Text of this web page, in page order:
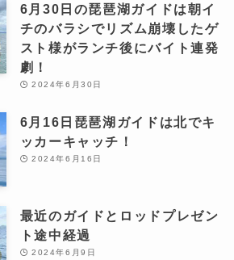
6月30日の琵琶湖ガイドは朝イ
チのバラシでリズム崩壊したゲ
スト様がランチ後にバイト連発
劇！
2024年6月30日
6月16日琵琶湖ガイドは北でキ
ッカーキャッチ！
2024年6月16日
最近のガイドとロッドプレゼン
ト途中経過
2024年6月9日